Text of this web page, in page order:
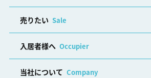
売りたい Sale
入居者様へ Occupier
当社について Company